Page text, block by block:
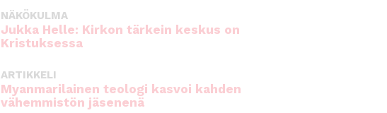
NÄKÖKULMA
Jukka Helle: Kirkon tärkein keskus on
Kristuksessa
ARTIKKELI
Myanmarilainen teologi kasvoi kahden
vähemmistön jäsenenä